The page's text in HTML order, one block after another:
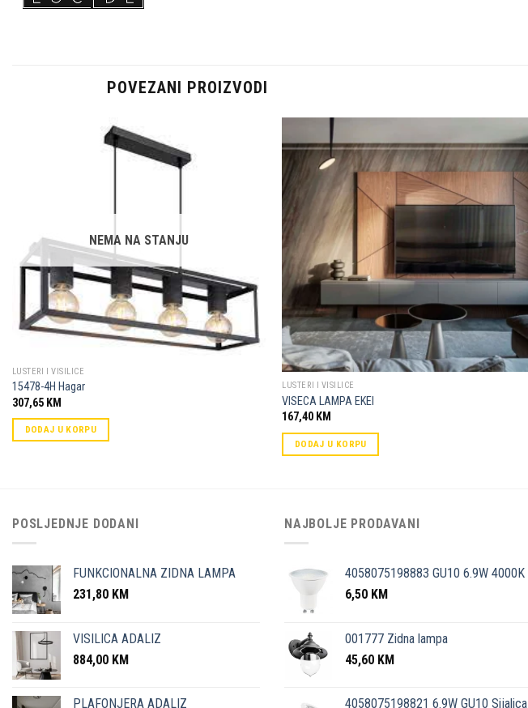
POVEZANI PROIZVODI
NEMA NA STANJU
LUSTERI I VISILICE
15478-4H Hagar
307,65 KM
DODAJ U KORPU
omiljene
LUSTERI I VISILICE
VISECA LAMPA EKEI
167,40 KM
DODAJ U KORPU
POSLJEDNJE DODANI
FUNKCIONALNA ZIDNA LAMPA
231,80 KM
VISILICA ADALIZ
884,00 KM
PLAFONJERA ADALIZ
NAJBOLJE PRODAVANI
4058075198883 GU10 6.9W 4000K
6,50 KM
001777 Zidna lampa
45,60 KM
4058075198821 6.9W GU10 Sijalica